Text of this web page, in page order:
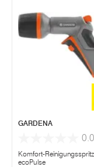
GARDENA
0.0
Komfort-
ecoPulse